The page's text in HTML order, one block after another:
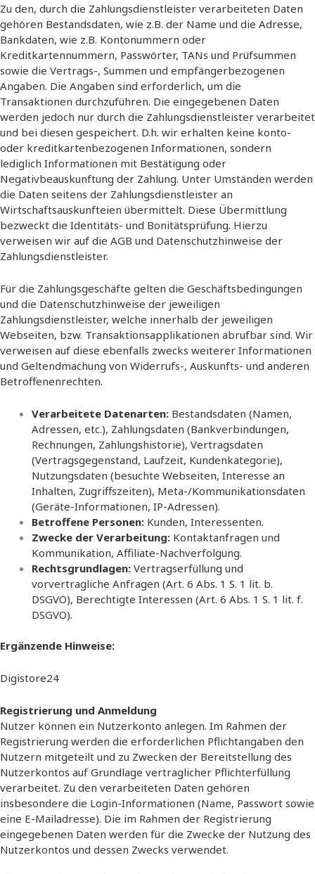
Zu den, durch die Zahlungsdienstleister verarbeiteten Daten
gehören Bestandsdaten, wie z.B. der Name und die Adresse,
Bankdaten, wie z.B. Kontonummern oder
Kreditkartennummern, Passwörter, TANs und Prüfsummen
sowie die Vertrags-, Summen und empfängerbezogenen
Angaben. Die Angaben sind erforderlich, um die
Transaktionen durchzuführen. Die eingegebenen Daten
werden jedoch nur durch die Zahlungsdienstleister verarbeitet
und bei diesen gespeichert. D.h. wir erhalten keine konto-
oder kreditkartenbezogenen Informationen, sondern
lediglich Informationen mit Bestätigung oder
Negativbeauskunftung der Zahlung. Unter Umständen werden
die Daten seitens der Zahlungsdienstleister an
Wirtschaftsauskunfteien übermittelt. Diese Übermittlung
bezweckt die Identitäts- und Bonitätsprüfung. Hierzu
verweisen wir auf die AGB und Datenschutzhinweise der
Zahlungsdienstleister.
Für die Zahlungsgeschäfte gelten die Geschäftsbedingungen
und die Datenschutzhinweise der jeweiligen
Zahlungsdienstleister, welche innerhalb der jeweiligen
Webseiten, bzw. Transaktionsapplikationen abrufbar sind. Wir
verweisen auf diese ebenfalls zwecks weiterer Informationen
und Geltendmachung von Widerrufs-, Auskunfts- und anderen
Betroffenenrechten.
Verarbeitete Datenarten: Bestandsdaten (Namen,
Adressen, etc.), Zahlungsdaten (Bankverbindungen,
Rechnungen, Zahlungshistorie), Vertragsdaten
(Vertragsgegenstand, Laufzeit, Kundenkategorie),
Nutzungsdaten (besuchte Webseiten, Interesse an
Inhalten, Zugriffszeiten), Meta-/Kommunikationsdaten
(Geräte-Informationen, IP-Adressen).
Betroffene Personen: Kunden, Interessenten.
Zwecke der Verarbeitung: Kontaktanfragen und
Kommunikation, Affiliate-Nachverfolgung.
Rechtsgrundlagen: Vertragserfüllung und
vorvertragliche Anfragen (Art. 6 Abs. 1 S. 1 lit. b.
DSGVO), Berechtigte Interessen (Art. 6 Abs. 1 S. 1 lit. f.
DSGVO).
Ergänzende Hinweise:
Digistore24
Registrierung und Anmeldung
Nutzer können ein Nutzerkonto anlegen. Im Rahmen der
Registrierung werden die erforderlichen Pflichtangaben den
Nutzern mitgeteilt und zu Zwecken der Bereitstellung des
Nutzerkontos auf Grundlage vertraglicher Pflichterfüllung
verarbeitet. Zu den verarbeiteten Daten gehören
insbesondere die Login-Informationen (Name, Passwort sowie
eine E-Mailadresse). Die im Rahmen der Registrierung
eingegebenen Daten werden für die Zwecke der Nutzung des
Nutzerkontos und dessen Zwecks verwendet.